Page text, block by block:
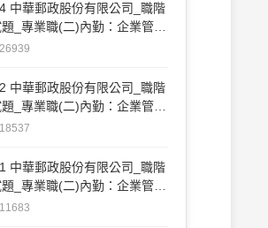
中華郵政股份有限公司_職階
_專業職(二)內勤：企業管理
制法大意#126939
中華郵政股份有限公司_職階
_專業職(二)內勤：企業管理
制法大意#118537
中華郵政股份有限公司_職階
_專業職(二)內勤：企業管理
制法大意#111683